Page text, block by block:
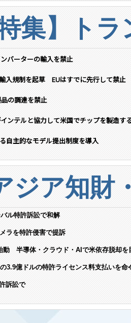
特集】ト
バーターの輸入を禁止
入規制を起草 EUはすでに先行して禁止
の調達を禁止
ンテルと協力して米国でチップを製造す
自主的なモデル提出制度を導入
ジア知財
ル特許訴訟で和解
ラを特許侵害で提訴
動 半導体・クラウド・AIで米依存脱却を
3.9億ドルの特許ライセンス料支払いを命
訴訟で